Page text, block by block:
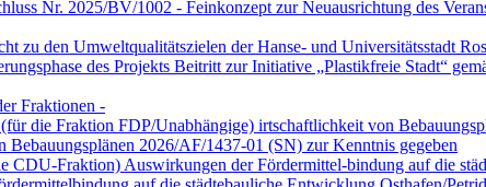
Nr. 2025/BV/1002 - Feinkonzept zur Neuausrichtung des
zu den Umweltqualitätszielen der Hanse- und Universitätsstadt
des Projekts Beitritt zur Initiative „Plastikfreie Stadt“
Fraktionen -
die Fraktion FDP/Unabhängige) irtschaftlichkeit von
2026/AF/1437-01 (SN) zur Kenntnis gegeben
CDU-Fraktion) Auswirkungen der Fördermittel-bindung auf die